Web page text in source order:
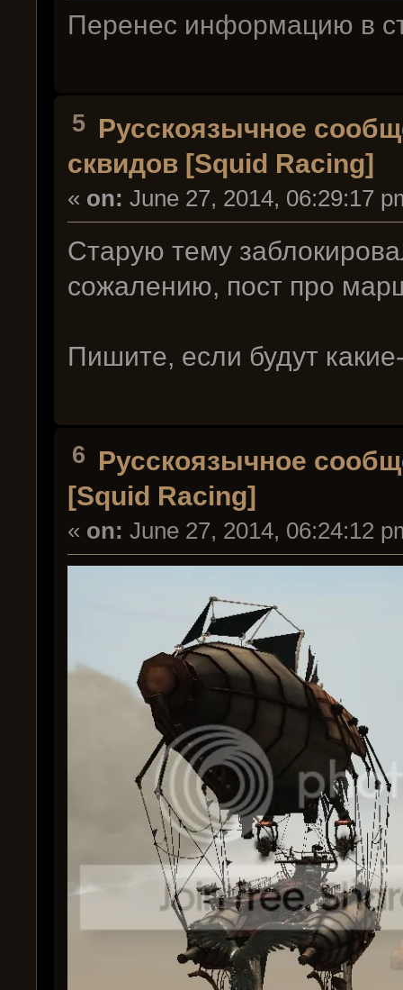
Перенес информацию в
5 Русскоязычное
сквидов [Squid Racing]
« on: June 27, 2014, 06:29:17
Старую тему
сожалению, пост про
Пишите, если будут
6 Русскоязычное
[Squid Racing]
« on: June 27, 2014, 06:24:12